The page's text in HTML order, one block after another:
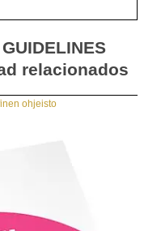
relacionados
ohjeisto